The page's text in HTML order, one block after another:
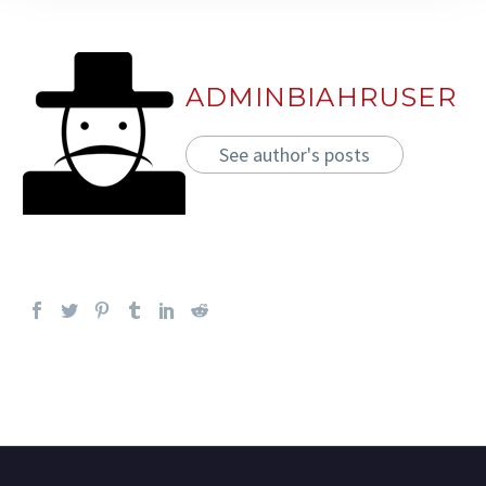
ADMINBIAHRUSER
See author's posts